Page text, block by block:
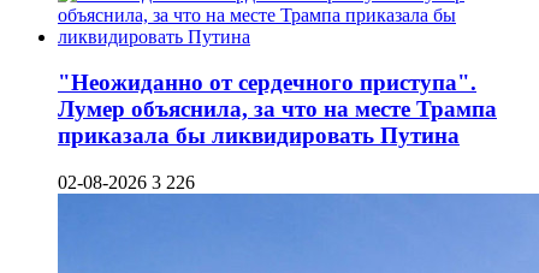
"Неожиданно от сердечного приступа".
Лумер объяснила, за что на месте Трампа
приказала бы ликвидировать Путина
02-08-2026 3 226